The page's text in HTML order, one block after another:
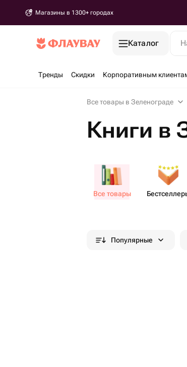
Магазины в 1300+ городах
Каталог
Тренды Скидки Корпоративным
Все товары в Зеленограде
Книги в
Все товары
Популярные